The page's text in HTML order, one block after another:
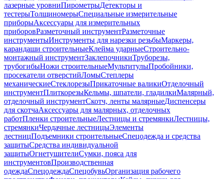
лазерные уровниПирометрыДетекторы и
тестерыТолщиномерыСпециальные измерительные
приборыАксессуары для измерительных
приборовРазметочный инструментРазметочные
инструментыИнструменты для нарезки резьбыМаркеры,
карандаши строительныеКлейма ударныеСтроительно-
монтажный инструментЗаклепочникиТруборезы,
трубогибыНожи строительныеМультитулыПробойники,
просекатели отверстийЛомыСтеплеры
механическиеСтеклорезыПрикаточные валикиОтделочный
инструментПлиткорезыКельмы, шпатели, гладилкиМалярный,
отделочный инструментСкотч, ленты малярныеДиспенсеры
для скотчаАксессуары для малярных, отделочных
работПленки строительныеЛестницы и стремянкиЛестницы,
стремянкиЧердачные лестницыЭлементы
лестницПодъемники строительныеСпецодежда и средства
защитыСредства индивидуальной
защитыОгнетушителиСумки, пояса для
инструментовПроизводственная
одеждаСпецодеждаСпецобувьОрганизация рабочего